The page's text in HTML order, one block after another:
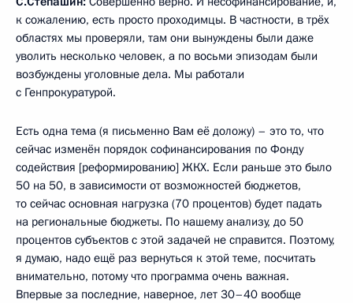
к сожалению, есть просто проходимцы. В частности, в трёх
областях мы проверяли, там они вынуждены были даже
уволить несколько человек, а по восьми эпизодам были
возбуждены уголовные дела. Мы работали
с Генпрокуратурой.
Есть одна тема (я письменно Вам её доложу) – это то, что
сейчас изменён порядок софинансирования по Фонду
содействия [реформированию] ЖКХ. Если раньше это было
50 на 50, в зависимости от возможностей бюджетов,
то сейчас основная нагрузка (70 процентов) будет падать
на региональные бюджеты. По нашему анализу, до 50
процентов субъектов с этой задачей не справится. Поэтому,
я думаю, надо ещё раз вернуться к этой теме, посчитать
внимательно, потому что программа очень важная.
Впервые за последние, наверное, лет 30–40 вообще